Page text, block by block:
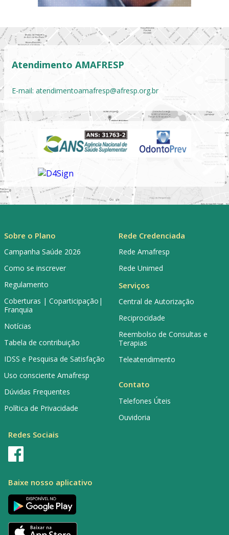
Atendimento AMAFRESP
E-mail: atendimentoamafresp@afresp.org.br
Sobre o Plano
Campanha Saúde 2026
Como se inscrever
Regulamento
Coberturas | Coparticipação|
Franquia
Notícias
Tabela de contribuição
IDSS e Pesquisa de Satisfação
Uso consciente Amafresp
Dúvidas Frequentes
Política de Privacidade
Rede Credenciada
Rede Amafresp
Rede Unimed
Serviços
Central de Autorização
Reciprocidade
Reembolso de Consultas e
Terapias
Teleatendimento
Contato
Telefones Úteis
Ouvidoria
Redes Sociais
Baixe nosso aplicativo